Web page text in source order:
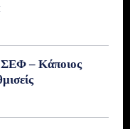
ΣΕΦ – Κάποιος